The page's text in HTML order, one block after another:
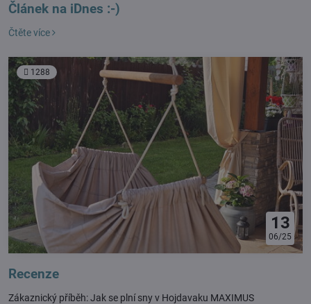
Článek na iDnes :-)
Čtěte více
1288
13
06/25
Recenze
Zákaznický příběh: Jak se plní sny v Hojdavaku MAXIMUS